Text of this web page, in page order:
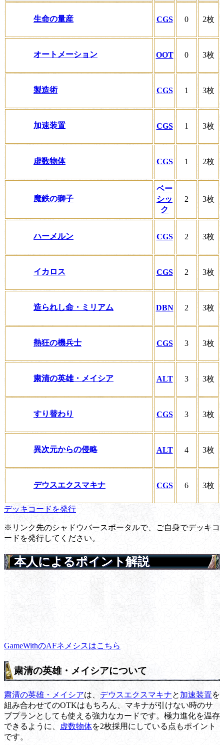
生命の量産 CGS 0 2枚
オートメーション OOT 0 3枚
製造術 CGS 1 3枚
加速装置 CGS 1 3枚
虚数物体 CGS 1 2枚
魔鉄の獅子
ベー
シッ
ク
2 3枚
ハーメルン CGS 2 3枚
イカロス CGS 2 3枚
造られし命・ミリアム DBN 2 3枚
熱狂の機兵士 CGS 3 3枚
粛清の英雄・メイシア ALT 3 3枚
すり替わり CGS 3 3枚
異次元からの侵略 ALT 4 3枚
デウスエクスマキナ CGS 6 3枚
デッキコードを発行
※リンク先のシャドウバースポータルで、ご自身でデッキコ
ードを発行してください。
本人によるポイント解説
GameWithのAFネメシスはこちら
粛清の英雄・メイシアについて
粛清の英雄・メイシアは、 デウスエクスマキナと 加速装置を
組み合わせてのOTKはもちろん、マキナが引けない時のサ
ブプランとしても使える強力なカードです。極力進化を温存
できるように、
虚数物体を2枚採用にしている点もポイント
です。